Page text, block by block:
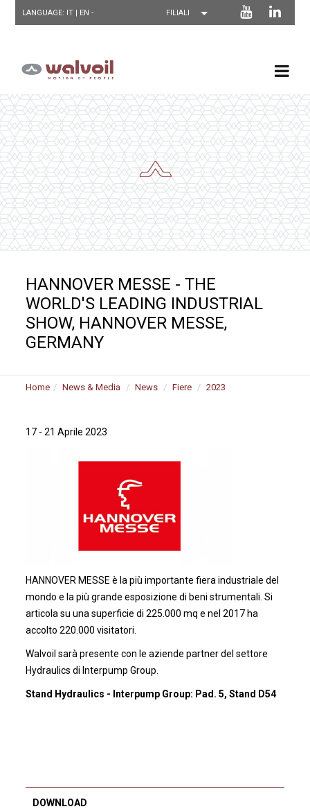
LANGUAGE: IT | EN-
HANNOVER MESSE - THE
WORLD'S LEADING INDUSTRIAL
SHOW, HANNOVER MESSE,
GERMANY
Home News & Media News Fiere 2023
17 - 21 Aprile 2023
HANNOVER MESSE è la più importante fiera industriale del
mondo e la più grande esposizione di beni strumentali. Si
articola su una superficie di 225.000 mq e nel 2017 ha
accolto 220.000 visitatori.
Walvoil sarà presente con le aziende partner del settore
Hydraulics di Interpump Group.
Stand Hydraulics - Interpump Group: Pad. 5, Stand D54
DOWNLOAD